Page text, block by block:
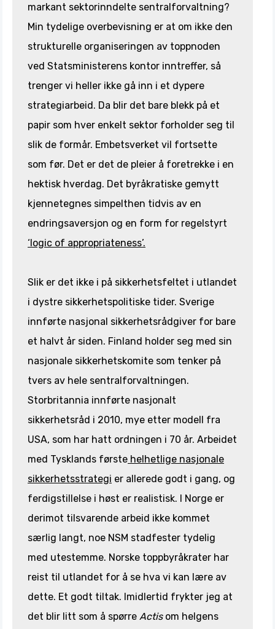
markant sektorinndelte sentralforvaltning?
Min tydelige overbevisning er at om ikke den
strukturelle organiseringen av toppnoden
ved Statsministerens kontor inntreffer, så
trenger vi heller ikke gå inn i et dypere
strategiarbeid. Da blir det bare blekk på et
papir som hver enkelt sektor forholder seg til
slik de formår. Embetsverket vil fortsette
som før. Det er det de pleier å foretrekke i en
hektisk hverdag. Det byråkratiske gemytt
kjennetegnes simpelthen tidvis av en
endringsaversjon og en form for regelstyrt
‘logic of appropriateness’.
Slik er det ikke i på sikkerhetsfeltet i utlandet
i dystre sikkerhetspolitiske tider. Sverige
innførte nasjonal sikkerhetsrådgiver for bare
et halvt år siden. Finland holder seg med sin
nasjonale sikkerhetskomite som tenker på
tvers av hele sentralforvaltningen.
Storbritannia innførte nasjonalt
sikkerhetsråd i 2010, mye etter modell fra
USA, som har hatt ordningen i 70 år. Arbeidet
med Tysklands første helhetlige nasjonale
sikkerhetsstrategi er allerede godt i gang, og
ferdigstillelse i høst er realistisk. I Norge er
derimot tilsvarende arbeid ikke kommet
særlig langt, noe NSM stadfester tydelig
med utestemme. Norske toppbyråkrater har
reist til utlandet for å se hva vi kan lære av
dette. Et godt tiltak. Imidlertid frykter jeg at
det blir litt som å spørre Actisom helgens